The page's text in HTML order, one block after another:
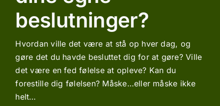
beslutninger?
Hvordan ville det være at stå op hver dag, og
gøre det du havde besluttet dig for at gøre? Ville
det være en fed følelse at opleve? Kan du
forestille dig følelsen? Måske…eller måske ikke
helt…